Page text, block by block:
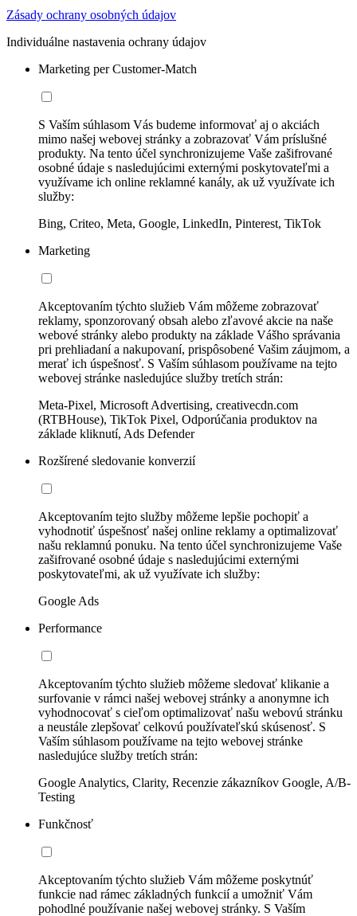
Zásady ochrany osobných údajov
Individuálne nastavenia ochrany údajov
Marketing per Customer-Match
S Vaším súhlasom Vás budeme informovať aj o akciách
mimo našej webovej stránky a zobrazovať Vám príslušné
produkty. Na tento účel synchronizujeme Vaše zašifrované
osobné údaje s nasledujúcimi externými poskytovateľmi a
využívame ich online reklamné kanály, ak už využívate ich
služby:
Bing, Criteo, Meta, Google, LinkedIn, Pinterest, TikTok
Marketing
Akceptovaním týchto služieb Vám môžeme zobrazovať
reklamy, sponzorovaný obsah alebo zľavové akcie na naše
webové stránky alebo produkty na základe Vášho správania
pri prehliadaní a nakupovaní, prispôsobené Vašim záujmom, a
merať ich úspešnosť. S Vaším súhlasom používame na tejto
webovej stránke nasledujúce služby tretích strán:
Meta-Pixel, Microsoft Advertising, creativecdn.com
(RTBHouse), TikTok Pixel, Odporúčania produktov na
základe kliknutí, Ads Defender
Rozšírené sledovanie konverzií
Akceptovaním tejto služby môžeme lepšie pochopiť a
vyhodnotiť úspešnosť našej online reklamy a optimalizovať
našu reklamnú ponuku. Na tento účel synchronizujeme Vaše
zašifrované osobné údaje s nasledujúcimi externými
poskytovateľmi, ak už využívate ich služby:
Google Ads
Performance
Akceptovaním týchto služieb môžeme sledovať klikanie a
surfovanie v rámci našej webovej stránky a anonymne ich
vyhodnocovať s cieľom optimalizovať našu webovú stránku
a neustále zlepšovať celkovú používateľskú skúsenosť. S
Vaším súhlasom používame na tejto webovej stránke
nasledujúce služby tretích strán:
Google Analytics, Clarity, Recenzie zákazníkov Google, A/B-
Testing
Funkčnosť
Akceptovaním týchto služieb Vám môžeme poskytnúť
funkcie nad rámec základných funkcií a umožniť Vám
pohodlné používanie našej webovej stránky. S Vaším